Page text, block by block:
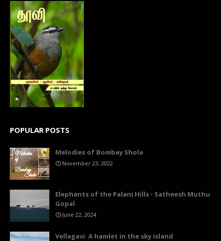
POPULAR POSTS
Melodies of Bombay Shola
November 23, 2022
Elephants of the Palani Hills - Satheesh Muthu
Gopal
June 22, 2024
Vellagavi: A hamlet in the sky island